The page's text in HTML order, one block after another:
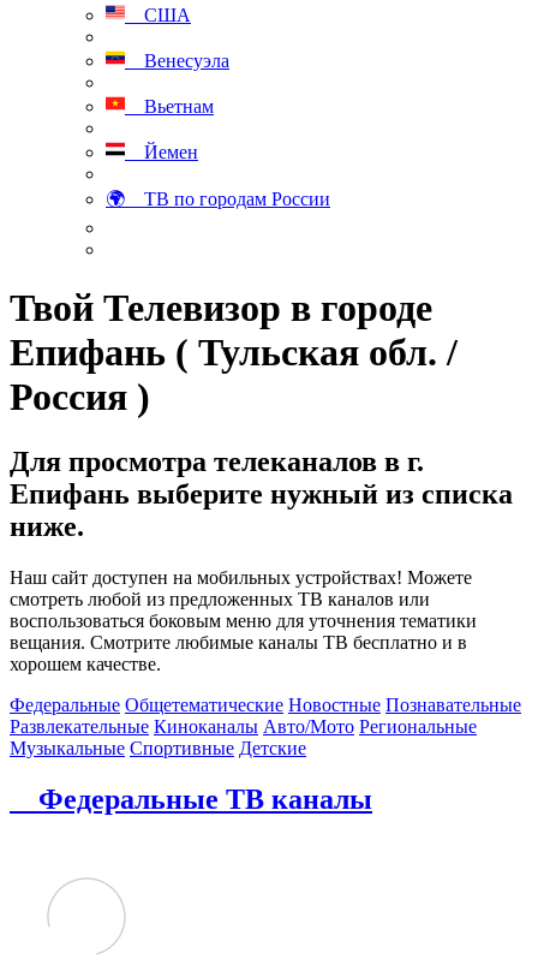
США
Венесуэла
Вьетнам
Йемен
🌍 ТВ по городам России
Твой Телевизор в городе
Епифань ( Тульская обл. /
Россия )
Для просмотра телеканалов в г.
Епифань выберите нужный из списка
ниже.
Наш сайт доступен на мобильных устройствах! Можете
смотреть любой из предложенных ТВ каналов или
воспользоваться боковым меню для уточнения тематики
вещания. Смотрите любимые каналы ТВ бесплатно и в
хорошем качестве.
Федеральные Общетематические Новостные Познавательные
Развлекательные Киноканалы Авто/Мото Региональные
Музыкальные Спортивные Детские
Федеральные ТВ каналы